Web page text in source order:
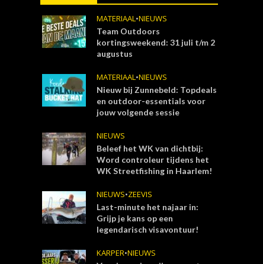
MATERIAAL•NIEUWS
Team Outdoors
kortingsweekend: 31 juli t/m 2
augustus
MATERIAAL•NIEUWS
Nieuw bij Zunnebeld: Topdeals
en outdoor-essentials voor
jouw volgende sessie
NIEUWS
Beleef het WK van dichtbij:
Word controleur tijdens het
WK Streetfishing in Haarlem!
NIEUWS•ZEEVIS
Last-minute het najaar in:
Grijp je kans op een
legendarisch visavontuur!
KARPER•NIEUWS